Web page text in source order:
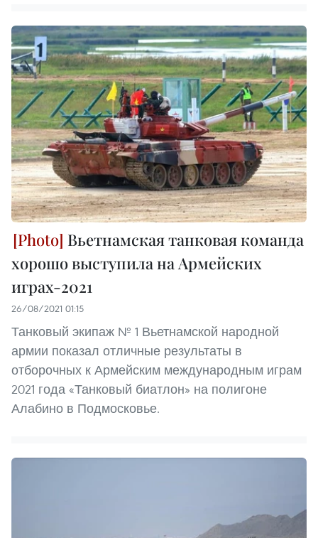
Вьетнамская танковая команда
хорошо выступила на Армейских
играх-2021
26/08/2021 01:15
Танковый экипаж № 1 Вьетнамской народной
армии показал отличные результаты в
отборочных к Армейским международным играм
2021 года «Танковый биатлон» на полигоне
Алабино в Подмосковье.